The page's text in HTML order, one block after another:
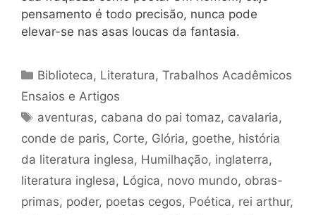
pensamento é todo precisão, nunca pode
elevar-se nas asas loucas da fantasia.
Categorias
Biblioteca, Literatura,Trabalhos Acadêmicos
Ensaios e Artigos
Tags
aventuras, cabana do pai tomaz, cavalaria,
conde de paris, Corte, Glória, goethe, história
da literatura inglesa, Humilhação, inglaterra,
literatura inglesa, Lógica, novo mundo, obras-
primas, poder, poetas cegos, Poética, rei arthur,